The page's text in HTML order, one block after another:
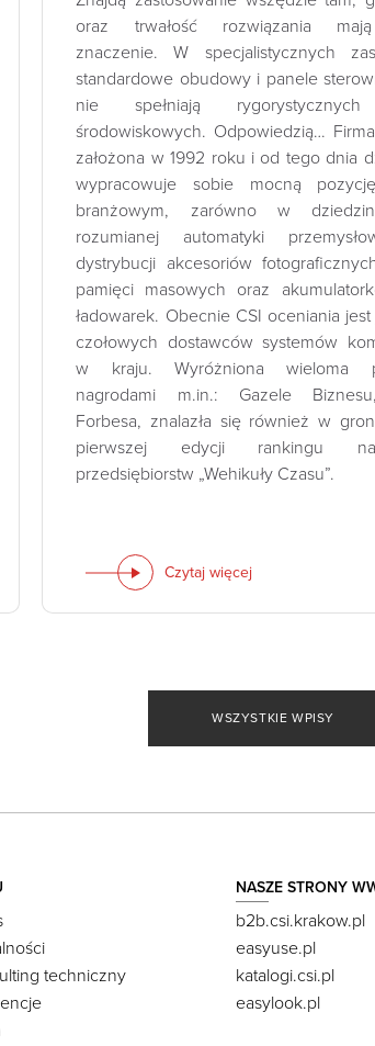
oraz trwałość rozwiązania
znaczenie. W specjalistycznych
standardowe obudowy i panele
nie spełniają
środowiskowych. Odpowiedzią…
założona w 1992 roku i od tego dnia
wypracowuje sobie mocną
branżowym, zarówno w
rozumianej automatyki
dystrybucji akcesoriów
pamięci masowych oraz
ładowarek. Obecnie CSI oceniania
czołowych dostawców systemów
w kraju. Wyróżniona wieloma
nagrodami m.in.: Gazele
Forbesa, znalazła się również w
pierwszej edycji rankingu
przedsiębiorstw „Wehikuły Czasu”.
Czytaj więcej
WSZYSTKIE WPISY
techniczny
NASZE STRONY
b2b.csi.krakow.pl
easyuse.pl
katalogi.csi.pl
easylook.pl